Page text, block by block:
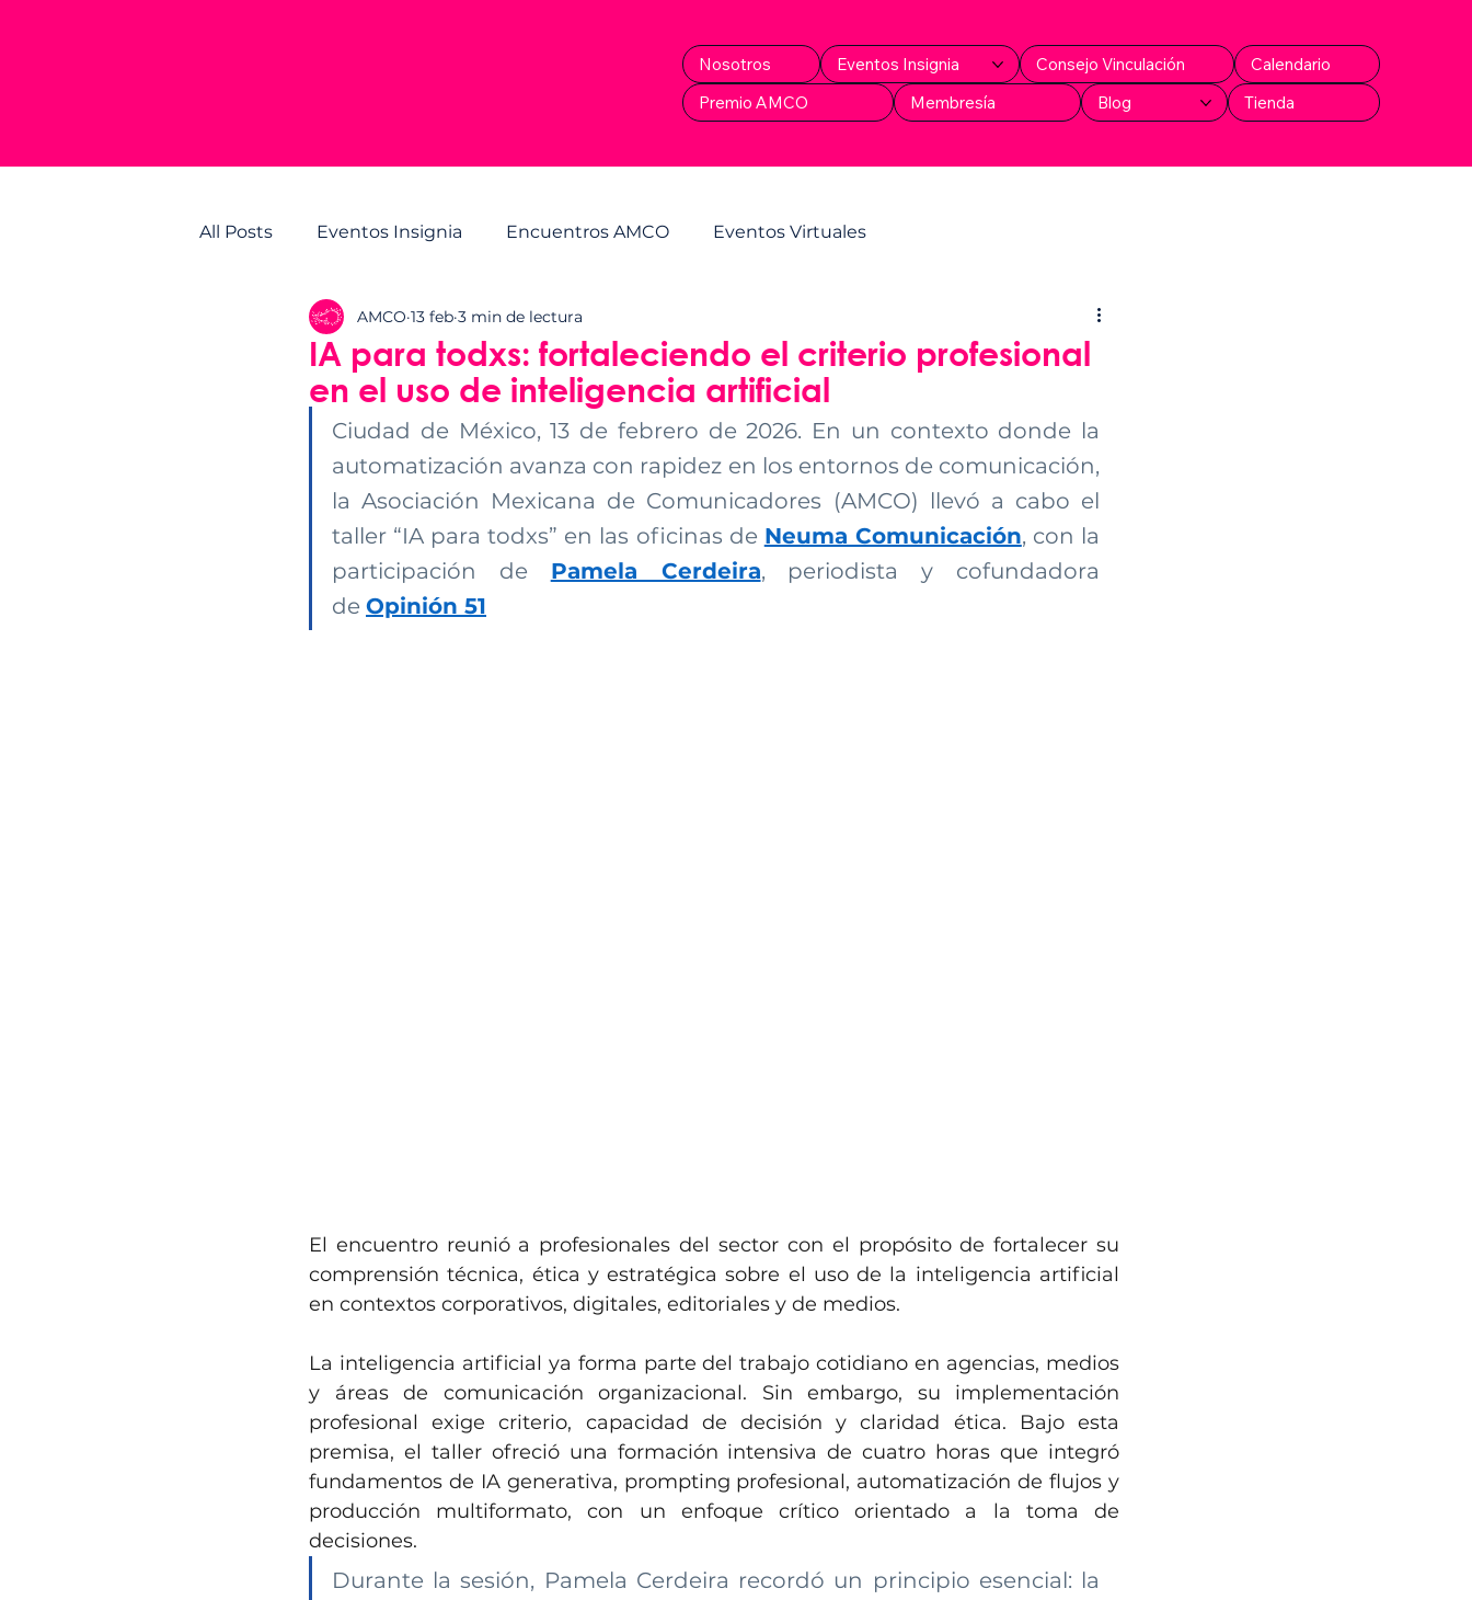
Nosotros Eventos Insignia Consejo Vinculación
Calendario
Premio AMCO
Membresía Blog Tienda
All Posts Eventos Insignia Encuentros AMCO Eventos Virtuales
IA para todxs: fortaleciendo el criterio profesional
en el uso de inteligencia artificial
AMCO 13 feb 3 min de lectura
Ciudad de México, 13 de febrero de 2026. En un contexto donde la
automatización avanza con rapidez en los entornos de comunicación,
la Asociación Mexicana de Comunicadores (AMCO) llevó a cabo el
taller “IA para todxs” en las oficinas de Neuma Comunicación, con la
participación de
Pamela Cerdeira, periodista y cofundadora
de Opinión 51
El encuentro reunió a profesionales del sector con el propósito de fortalecer su
comprensión técnica, ética y estratégica sobre el uso de la inteligencia artificial
en contextos corporativos, digitales, editoriales y de medios.
La inteligencia artificial ya forma parte del trabajo cotidiano en agencias, medios
y áreas de comunicación organizacional. Sin embargo, su implementación
profesional exige criterio, capacidad de decisión y claridad ética. Bajo esta
premisa, el taller ofreció una formación intensiva de cuatro horas que integró
fundamentos de IA generativa, prompting profesional, automatización de flujos y
producción multiformato, con un enfoque crítico orientado a la toma de
decisiones.
Durante la sesión, Pamela Cerdeira recordó un principio esencial: la